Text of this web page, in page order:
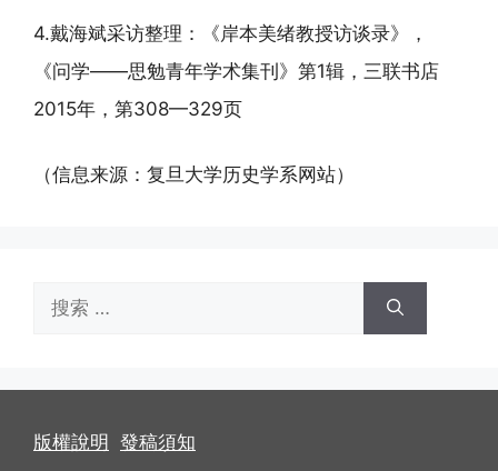
4.戴海斌采访整理：《岸本美绪教授访谈录》，
《问学——思勉青年学术集刊》第1辑，三联书店
2015年，第308—329页
（信息来源：复旦大学历史学系网站）
版權說明 發稿須知